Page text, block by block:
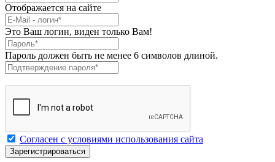
Отображается на сайте
E-Mail *
Это Ваш логин, виден только Вам!
Пароль*
Пароль должен быть не менее 6 символов длиной.
Подтверждение пароля
Согласен с условиями использования сайта